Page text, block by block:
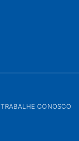
TRABALHE CONOSCO